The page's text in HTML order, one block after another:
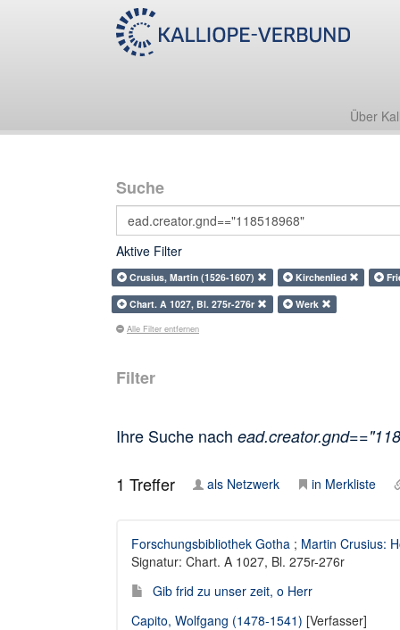
Über
Suche
Aktive Filter
Crusius, Martin (1526-1607) Kirchenlied
Chart. A 1027, Bl. 275r-276r
Werk
Alle Filter entfernen
Filter
Ihre Suche nach
1 Treffer als Netzwerk in Merkliste
Forschungsbibliothek Gotha ; Martin Crusius:
Signatur: Chart. A 1027, Bl. 275r-276r
Gib frid zu unser zeit, o Herr
Capito, Wolfgang (1478-1541) [Verfasser]